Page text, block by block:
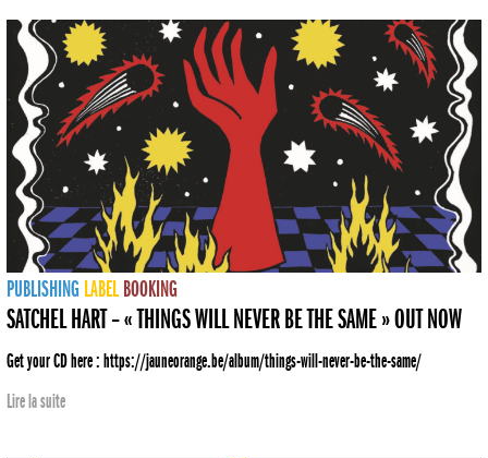
PUBLISHING LABEL BOOKING
SATCHEL HART – « THINGS WILL NEVER BE THE SAME » OUT NOW
Get your CD here : https://jauneorange.be/album/things-will-never-be-the-same/
Lire la suite